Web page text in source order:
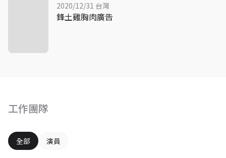
工作團隊
全部 演員
2020/12/31 台灣
鋒土雞胸肉廣告